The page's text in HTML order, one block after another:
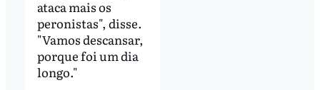
ataca mais os
peronistas", disse.
"Vamos descansar,
porque foi um dia
longo."